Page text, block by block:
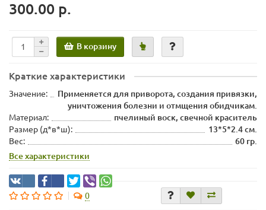
300.00 р.
В корзину
Краткие характеристики
Значение:
Применяется для приворота, создания привязки,
уничтожения болезни и отмщения обидчикам.
Материал:
пчелиный воск, свечной краситель
Размер (д*в*ш):
13*5*2.4 см.
Вес:
60 гр.
Все характеристики
0